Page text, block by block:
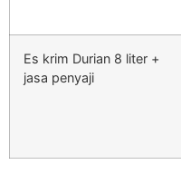
Es krim Durian 8 liter +
jasa penyaji